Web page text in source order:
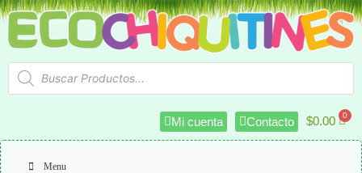
Mi cuenta Contacto $0.00
Menu